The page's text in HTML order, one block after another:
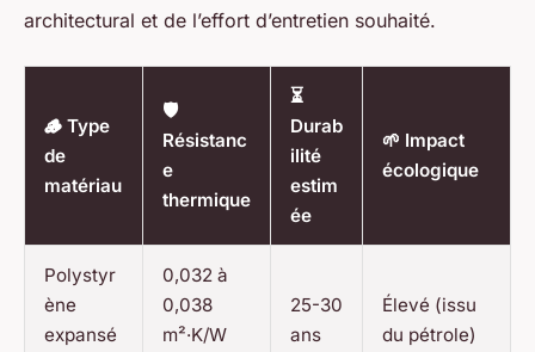
architectural et de l’effort d’entretien souhaité.
🪵 Type
de
matériau
🛡️
Résistanc
e
thermique
⏳
Durab
ilité
estim
ée
🌱 Impact
écologique
Polystyr
ène
expansé
0,032 à
0,038
m²·K/W
25-30
ans
Élevé (issu
du pétrole)